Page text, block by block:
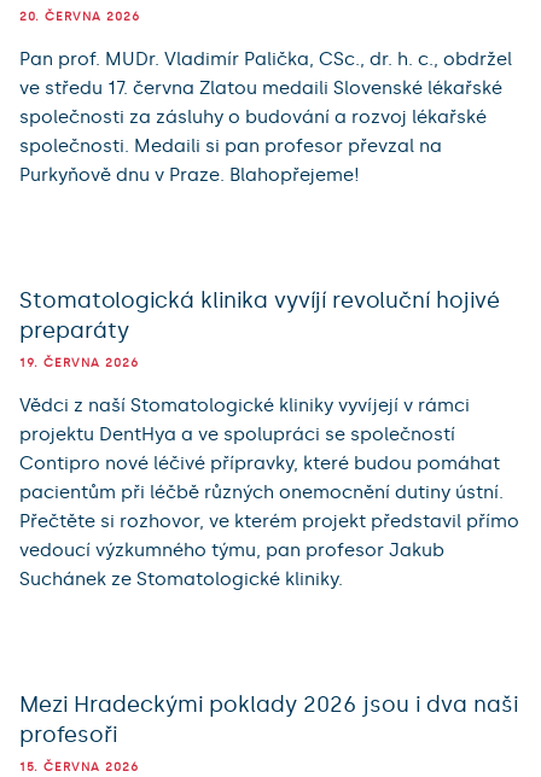
20. ČERVNA 2026
Pan prof. MUDr. Vladimír Palička, CSc., dr. h. c., obdržel
ve středu 17. června Zlatou medaili Slovenské lékařské
společnosti za zásluhy o budování a rozvoj lékařské
společnosti. Medaili si pan profesor převzal na
Purkyňově dnu v Praze. Blahopřejeme!
Stomatologická klinika vyvíjí revoluční hojivé
preparáty
19. ČERVNA 2026
Vědci z naší Stomatologické kliniky vyvíjejí v rámci
projektu DentHya a ve spolupráci se společností
Contipro nové léčivé přípravky, které budou pomáhat
pacientům při léčbě různých onemocnění dutiny ústní.
Přečtěte si rozhovor, ve kterém projekt představil přímo
vedoucí výzkumného týmu, pan profesor Jakub
Suchánek ze Stomatologické kliniky.
Mezi Hradeckými poklady 2026 jsou i dva naši
profesoři
15. ČERVNA 2026